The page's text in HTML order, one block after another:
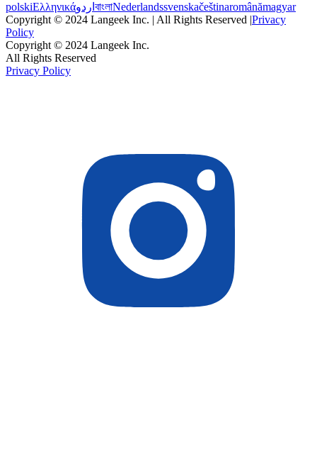
polskiΕλληνικάاردو বাংলাNederlandssvenskačeštinaromânămagyar
Copyright © 2024 Langeek Inc. | All Rights Reserved |Privacy
Policy
Copyright © 2024 Langeek Inc.
All Rights Reserved
Privacy Policy